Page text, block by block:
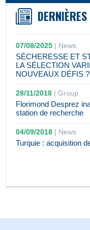
07/08/2025 | News
SÉCHERESSE ET
LA SÉLECTION
NOUVEAUX DÉFIS ?
28/11/2018 |Group
Florimond Desprez
station de recherche
04/09/2018 | News
Turquie : acquisition